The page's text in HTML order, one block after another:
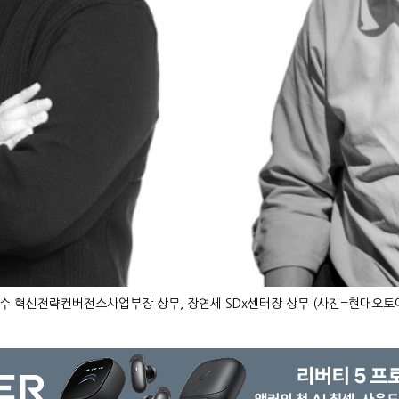
혁신전략컨버전스사업부장 상무, 장연세 SDx센터장 상무 (사진=현대오토